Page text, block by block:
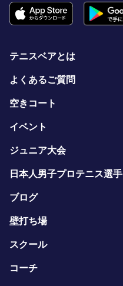
テニスベアとは
よくあるご質問
空きコート
イベント
ジュニア大会
日本人男子プロテニス選手
ブログ
壁打ち場
スクール
コーチ